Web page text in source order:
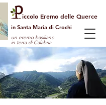
iccolo Eremo delle Querce
in Santa Maria di Crochi
un eremo basiliano
in terra di Calabria